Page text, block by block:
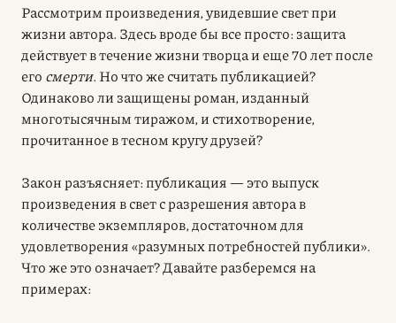
Рассмотрим произведения, увидевшие свет при
жизни автора. Здесь вроде бы все просто: защита
действует в течение жизни творца и еще 70 лет после
его смерти. Но что же считать публикацией?
Одинаково ли защищены роман, изданный
многотысячным тиражом, и стихотворение,
прочитанное в тесном кругу друзей?
Закон разъясняет: публикация — это выпуск
произведения в свет с разрешения автора в
количестве экземпляров, достаточном для
удовлетворения «разумных потребностей публики».
Что же это означает? Давайте разберемся на
примерах: